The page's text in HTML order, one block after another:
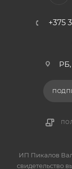
+375
РБ,
ИП Пикалов
свидетельство